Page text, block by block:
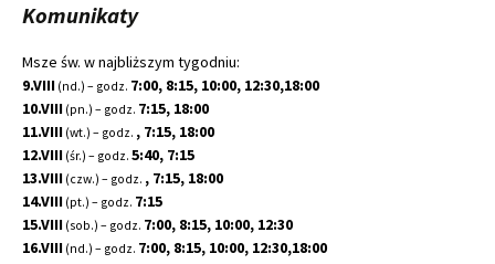
Komunikaty
Msze św. w najbliższym tygodniu:
9.VIII (nd.) – godz. 7:00, 8:15, 10:00, 12:30,18:00
10.VIII (pn.) – godz. 7:15, 18:00
11.VIII (wt.) – godz. , 7:15, 18:00
12.VIII (śr.) – godz. 5:40, 7:15
13.VIII (czw.) – godz. , 7:15, 18:00
14.VIII (pt.) – godz. 7:15
15.VIII (sob.) – godz. 7:00, 8:15, 10:00, 12:30
16.VIII (nd.) – godz. 7:00, 8:15, 10:00, 12:30,18:00